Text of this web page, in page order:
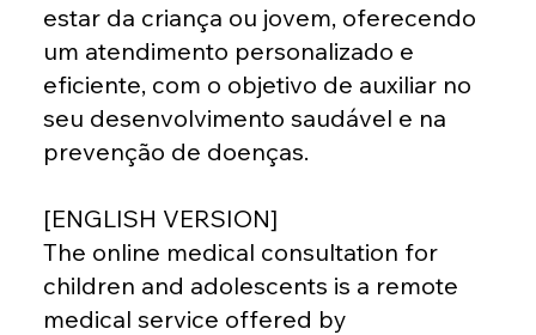
estar da criança ou jovem, oferecendo
um atendimento personalizado e
eficiente, com o objetivo de auxiliar no
seu desenvolvimento saudável e na
prevenção de doenças.
[ENGLISH VERSION]
The online medical consultation for
children and adolescents is a remote
medical service offered by